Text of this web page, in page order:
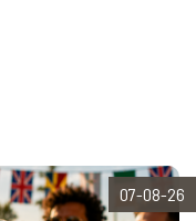
07-08-26